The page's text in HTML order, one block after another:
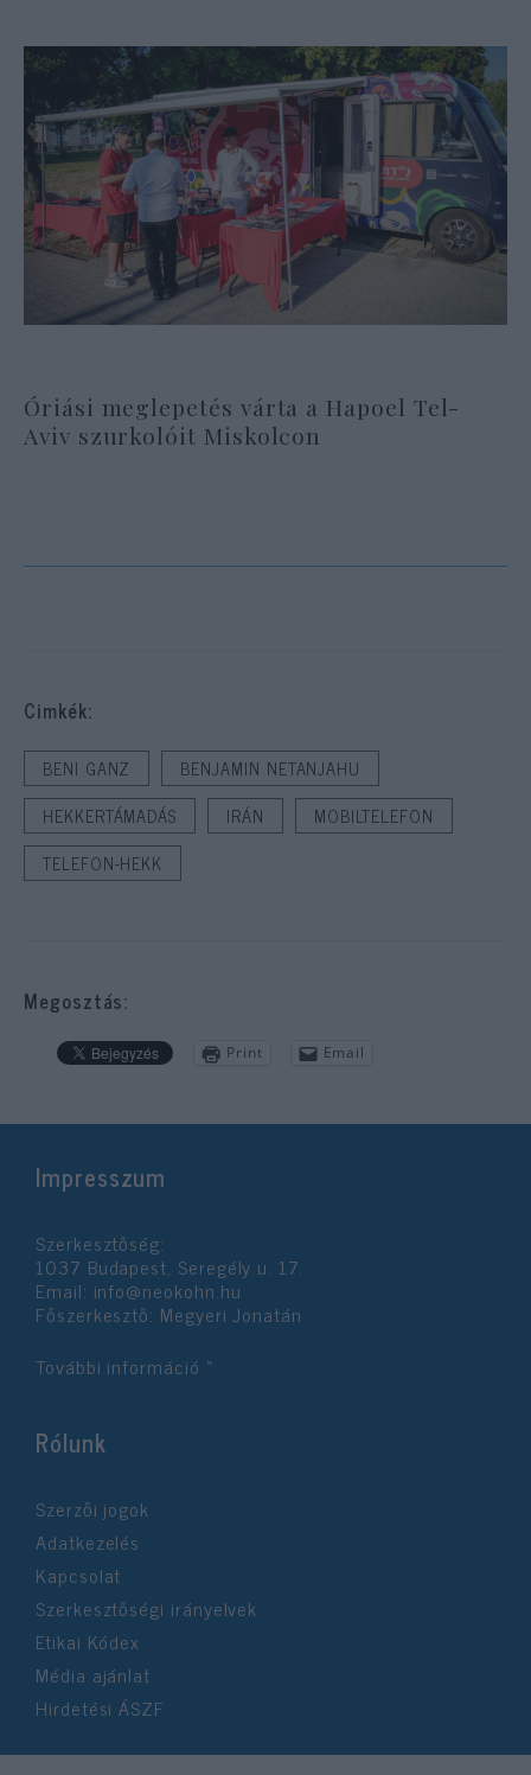
Óriási meglepetés várta a Hapoel Tel-
Aviv szurkolóit Miskolcon
Cimkék:
BENI GANZ
BENJAMIN NETANJAHU
HEKKERTÁMADÁS
IRÁN
MOBILTELEFON
TELEFON-HEKK
Megosztás:
Print Email
Impresszum
Szerkesztőség:
1037 Budapest, Seregély u. 17.
Email: info@neokohn.hu
Főszerkesztő: Megyeri Jonatán
További információ »
Rólunk
Szerzői jogok
Adatkezelés
Kapcsolat
Szerkesztőségi irányelvek
Etikai Kódex
Média ajánlat
Hirdetési ÁSZF